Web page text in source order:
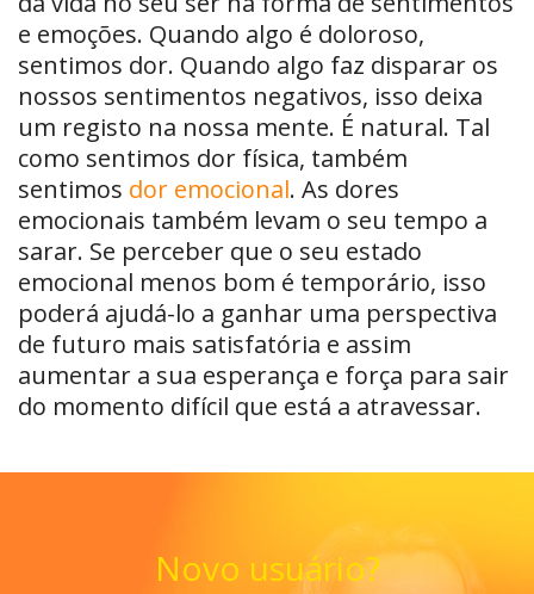
e emoções. Quando algo é doloroso,
sentimos dor. Quando algo faz disparar os
nossos sentimentos negativos, isso deixa
um registo na nossa mente. É natural. Tal
como sentimos dor física, também
sentimos dor emocional. As dores
emocionais também levam o seu tempo a
sarar. Se perceber que o seu estado
emocional menos bom é temporário, isso
poderá ajudá-lo a ganhar uma perspectiva
de futuro mais satisfatória e assim
aumentar a sua esperança e força para sair
do momento difícil que está a atravessar.
Novo usuário?